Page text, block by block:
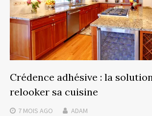
Crédence adhésive : la
relooker sa cuisine
7 MOIS AGO ADAM